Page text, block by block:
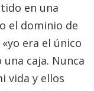
en una
el dominio de
era el único
caja. Nunca
vida y ellos